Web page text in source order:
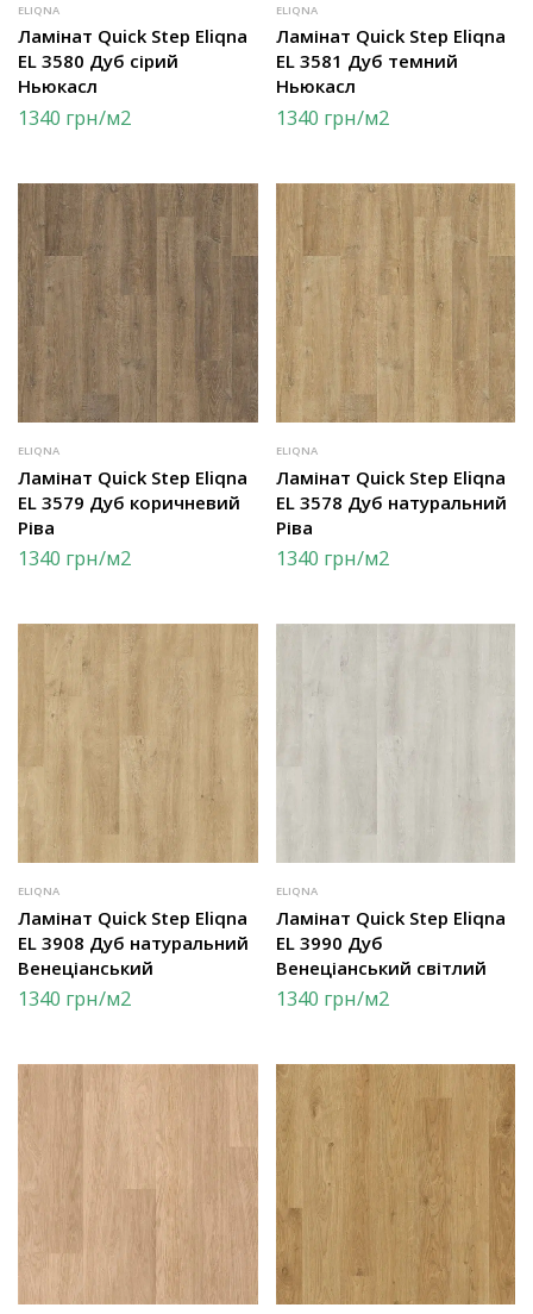
ELIQNA
Ламінат Quick Step Eliqna
EL 3580 Дуб сірий
Ньюкасл
1340 грн/м2
ELIQNA
Ламінат Quick Step Eliqna
EL 3581 Дуб темний
Ньюкасл
1340 грн/м2
ELIQNA
Ламінат Quick Step Eliqna
EL 3579 Дуб коричневий
Ріва
1340 грн/м2
ELIQNA
Ламінат Quick Step Eliqna
EL 3578 Дуб натуральний
Ріва
1340 грн/м2
ELIQNA
Ламінат Quick Step Eliqna
EL 3908 Дуб натуральний
Венеціанський
1340 грн/м2
ELIQNA
Ламінат Quick Step Eliqna
EL 3990 Дуб
Венеціанський світлий
1340 грн/м2